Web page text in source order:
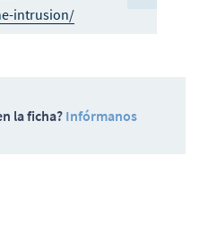
intrusion/
la ficha? Infórmanos